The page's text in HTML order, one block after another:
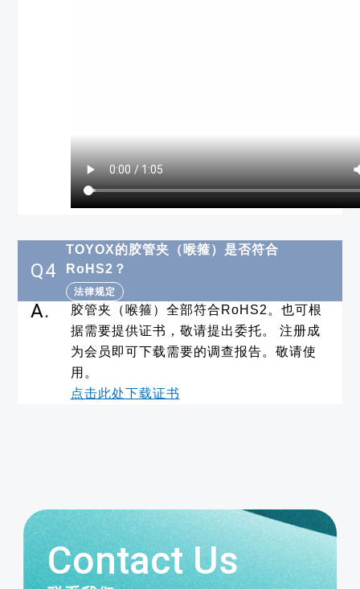
Q4
TOYOX的胶管夹（喉箍）是否符合
RoHS2？
法律规定
A.
胶管夹（喉箍）全部符合RoHS2。也可根
据需要提供证书，敬请提出委托。 注册成
为会员即可下载需要的调查报告。敬请使
用。
点击此处下载证书
Contact Us